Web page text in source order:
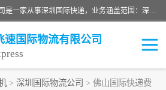
深圳市鑫飞速国际物流有限公司是一家从事深圳国际快递，业务涵盖范围：深圳DHL国际快递、深圳国际快递公司、深圳国际物流公司、深圳国际快递、深圳DHL国际快递电话可拨打全国服务热线：15019287411。欢迎各位亲来人来电到我司洽谈合作。
速国际物流有限公司
> 深圳国际物流公司 > 佛山国际快递费